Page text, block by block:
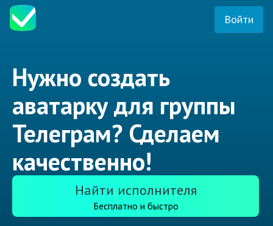
Войти
Нужно создать
аватарку для группы
Телеграм? Сделаем
качественно!
Найти исполнителя
Бесплатно и быстро